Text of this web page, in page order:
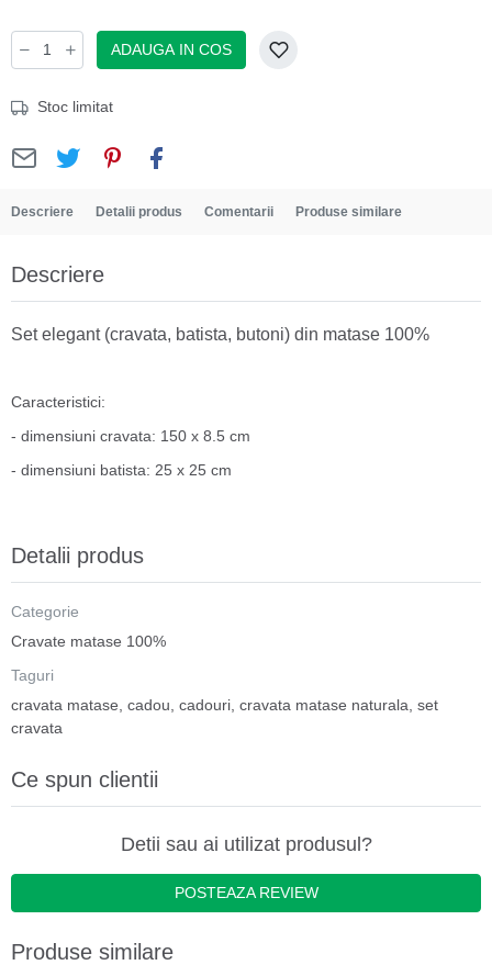
ADAUGA IN COS
Stoc limitat
Descriere Detalii produs Comentarii Produse similare
Descriere
Set elegant (cravata, batista, butoni) din matase 100%
Caracteristici:
- dimensiuni cravata: 150 x 8.5 cm
- dimensiuni batista: 25 x 25 cm
Detalii produs
Categorie
Cravate matase 100%
Taguri
cravata matase cadou cadouri cravata matase naturala set
cravata
Ce spun clientii
Detii sau ai utilizat produsul?
POSTEAZA REVIEW
Produse similare